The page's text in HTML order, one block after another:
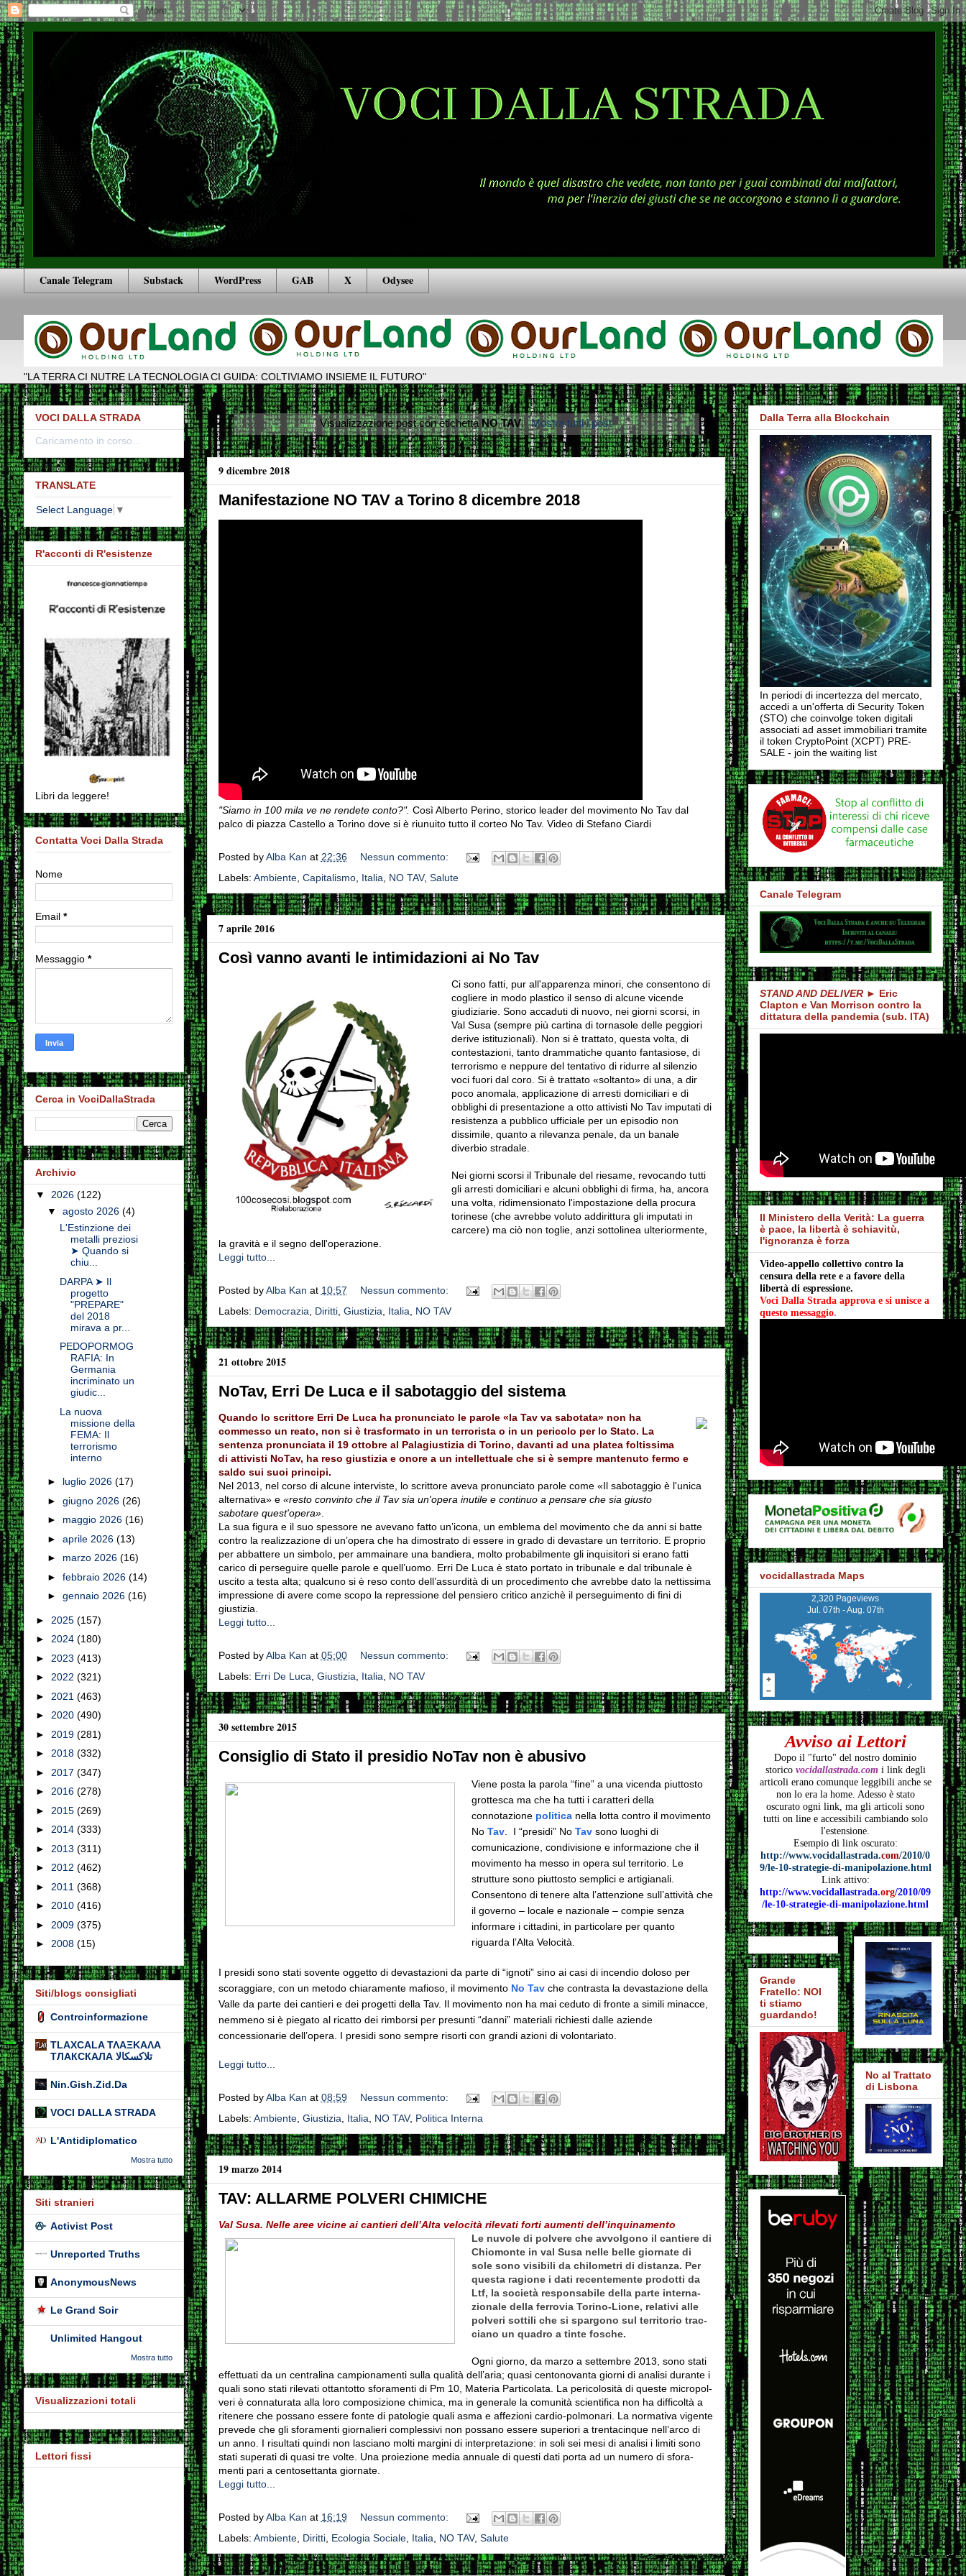
Canale Telegram Substack WordPress GAB X Odysee
"LA TERRA CI NUTRE LA TECNOLOGIA CI GUIDA: COLTIVIAMO INSIEME IL FUTURO"
Visualizzazione post con etichetta NO TAV. Mostra tutti i post
9 dicembre 2018
Manifestazione NO TAV a Torino 8 dicembre 2018
"Siamo in 100 mila ve ne rendete conto?". Così Alberto Perino, storico leader del movimento No Tav dal
palco di piazza Castello a Torino dove si è riunuito tutto il corteo No Tav. Video di Stefano Ciardi
Posted byAlba Kan at 22:36
Nessun commento:
Labels: Ambiente, Capitalismo, Italia NO TAV, Salute
7 aprile 2016
Così vanno avanti le intimidazioni ai No Tav
Ci sono fatti, pur all'apparenza minori, che consentono di
cogliere in modo plastico il senso di alcune vicende
giudiziarie. Sono accaduti di nuovo, nei giorni scorsi, in
Val Susa (sempre più cartina di tornasole delle peggiori
derive istituzionali). Non si è trattato, questa volta, di
contestazioni, tanto drammatiche quanto fantasiose, di
terrorismo e neppure del tentativo di ridurre al silenzio
voci fuori dal coro. Si è trattato «soltanto» di una, a dir
poco anomala, applicazione di arresti domiciliari e di
obblighi di presentazione a otto attivisti No Tav imputati di
resistenza a pubblico ufficiale per un episodio non
dissimile, quanto a rilevanza penale, da un banale
diverbio stradale.
Nei giorni scorsi il Tribunale del riesame, revocando tutti
gli arresti domiciliari e alcuni obblighi di firma, ha, ancora
una volta, ridimensionato l'impostazione della procura
torinese (che avrebbe voluto addirittura gli imputati in
carcere) ma ciò non toglie, anzi sottolinea ulteriormente,
la gravità e il segno dell'operazione.
Leggi tutto...
Posted byAlba Kan at 10:57
Nessun commento:
Labels: Democrazia Diritti, Giustizia Italia NO TAV
21 ottobre 2015
NoTav, Erri De Luca e il sabotaggio del sistema
Quando lo scrittore Erri De Luca ha pronunciato le parole «la Tav va sabotata» non ha
commesso un reato, non si è trasformato in un terrorista o in un pericolo per lo Stato. La
sentenza pronunciata il 19 ottobre al Palagiustizia di Torino, davanti ad una platea foltissima
di attivisti NoTav, ha reso giustizia e onore a un intellettuale che si è sempre mantenuto fermo e
saldo sui suoi principi.
Nel 2013, nel corso di alcune interviste, lo scrittore aveva pronunciato parole come «Il sabotaggio è l'unica
alternativa» e «resto convinto che il Tav sia un'opera inutile e continuo a pensare che sia giusto
sabotare quest'opera».
La sua figura e il suo spessore ne avevano fatto un’icona, un emblema del movimento che da anni si batte
contro la realizzazione di un’opera che ha dimostrato di essere in grado di devastare un territorio. E proprio
per abbattere un simbolo, per ammainare una bandiera, molto probabilmente gli inquisitori si erano fatti
carico di perseguire quelle parole e quell’uomo. Erri De Luca è stato portato in tribunale e dal tribunale è
uscito a testa alta; qualcuno si è reso conto dell’assurdità di un procedimento che avrebbe dato la nettissima
impressione di avere come scopo la repressione del pensiero critico anzichè il perseguimento di fini di
giustizia.
Leggi tutto...
Posted byAlba Kan at 05:00
Nessun commento:
Labels: Erri De Luca Giustizia Italia NO TAV
30 settembre 2015
Consiglio di Stato il presidio NoTav non è abusivo
Viene posta la parola “fine” a una vicenda piuttosto
grottesca ma che ha tutti i caratteri della
connotazione politicanella lotta contro il movimento
No Tav. I “presidi” No Tavsono luoghi di
comunicazione, condivisione e informazione che il
movimento ha messo in opera sul territorio. Le
strutture sono piuttosto semplici e artigianali.
Consentono di tenere alta l’attenzione sull’attività che
il governo – locale e nazionale – compie senza
informare i cittadini, in particolare per quanto
riguarda l’Alta Velocità.
I presidi sono stati sovente oggetto di devastazioni da parte di “ignoti” sino ai casi di incendio doloso per
scoraggiare, con un metodo chiaramente mafioso, il movimento No Tavche contrasta la devastazione della
Valle da parte dei cantieri e dei progetti della Tav. Il movimento non ha mai ceduto di fronte a simili minacce,
nemmeno si è piegato al ricatto dei rimborsi per presunti “danni” materiali richiesti dalle aziende
concessionarie dell’opera. I presidi sono sempre risorti con grandi azioni di volontariato.
Leggi tutto...
Posted byAlba Kan at 08:59
Nessun commento:
Labels: Ambiente, Giustizia Italia NO TAV, Politica Interna
19 marzo 2014
TAV: ALLARME POLVERI CHIMICHE
Val Susa. Nelle aree vicine ai cantieri dell’Alta velocità rilevati forti aumenti dell’inquinamento
Le nuvole di pol­vere che avvol­gono il can­tiere di
Chio­monte in val Susa nelle belle gior­nate di
sole sono visi­bili da chi­lo­me­tri di distanza. Per
que­sta ragione i dati recen­te­mente pro­dotti da
Ltf, la società respon­sa­bile della parte inter­na­
zio­nale della fer­ro­via Torino-Lione, rela­tivi alle
pol­veri sot­tili che si spar­gono sul ter­ri­to­rio trac­
ciano un qua­dro a tinte fosche.
Ogni giorno, da marzo a set­tem­bre 2013, sono stati
effet­tuati da un cen­tra­lina cam­pio­na­menti sulla qua­lità dell’aria; quasi cen­to­no­vanta giorni di ana­lisi durante i
quali sono stati rile­vati ottan­totto sfo­ra­menti di Pm 10, Mate­ria Par­ti­co­lata. La peri­co­lo­sità di que­ste micro­pol­
veri è con­na­tu­rata alla loro com­po­si­zione chi­mica, ma in gene­rale la comu­nità scien­ti­fica non ha dif­fi­coltà a
rite­nere che pos­sano essere fonte di pato­lo­gie quali asma e affe­zioni cardio-polmonari. La nor­ma­tiva vigente
pre­vede che gli sfo­ra­menti gior­na­lieri com­ples­sivi non pos­sano essere supe­riori a tren­ta­cin­que nell’arco di
un anno. I risul­tati quindi non lasciano molti mar­gini di inter­pre­ta­zione: in soli sei mesi di ana­lisi i limiti sono
stati supe­rati di quasi tre volte. Una pro­ie­zione media annuale di que­sti dati porta ad un numero di sfo­ra­
menti pari a cen­to­set­tanta giornate.
Leggi tutto...
Posted byAlba Kan at 16:19
Nessun commento:
Labels: Ambiente, Diritti, Ecologia Sociale, Italia NO TAV, Salute
VOCI DALLA STRADA
Caricamento in corso...
TRANSLATE
Select Language ▼
R'acconti di R'esistenze
Libri da leggere!
Contatta Voci Dalla Strada
Nome
Email *
Messaggio *
Cerca in VociDallaStrada
Archivio
▼ 2026 (122)
▼agosto 2026(4)
L'Estinzione dei
metalli preziosi
➤ Quando si
chiu...
DARPA ➤ Il
progetto
"PREPARE"
del 2018
mirava a pr...
PEDOPORMOG
RAFIA: In
Germania
incriminato un
giudic...
La nuova
missione della
FEMA: Il
terrorismo
interno
► luglio 2026(17)
►giugno 2026(26)
► maggio 2026(16)
►aprile 2026(13)
► marzo 2026(16)
►febbraio 2026(14)
►gennaio 2026(16)
► 2025 (157)
► 2024 (180)
► 2023 (413)
► 2022 (321)
► 2021 (463)
► 2020 (490)
► 2019 (281)
► 2018 (332)
► 2017 (347)
► 2016 (278)
► 2015 (269)
► 2014 (333)
► 2013 (311)
► 2012 (462)
► 2011 (368)
► 2010 (416)
► 2009 (375)
► 2008 (15)
Siti/blogs consigliati
Controinformazione
TLAXCALA ΤΛΑΞΚΑΛΑ
ТЛАКСКАЛА تلاكسكالا
Nin.Gish.Zid.Da
VOCI DALLA STRADA
L'Antidiplomatico
Mostra tutto
Siti stranieri
Activist Post
Unreported Truths
AnonymousNews
Le Grand Soir
Unlimited Hangout
Mostra tutto
Visualizzazioni totali
Lettori fissi
Dalla Terra alla Blockchain
In periodi di incertezza del mercato,
accedi a un'offerta di Security Token
(STO) che coinvolge token digitali
associati ad asset immobiliari tramite
il token CryptoPoint (XCPT) PRE-
SALE - join the waiting list
Canale Telegram
STAND AND DELIVER► Eric
Clapton e Van Morrison contro la
dittatura della pandemia (sub. ITA)
Il Ministero della Verità: La guerra
è pace, la libertà è schiavitù,
l'ignoranza è forza
Video-appello collettivo contro la
censura della rete e a favore della
libertà di espressione.
Voci Dalla Strada approva e si unisce a
questo messaggio.
vocidallastrada Maps
2,320 Pageviews
Jul. 07th - Aug. 07th
Avviso ai Lettori
Dopo il "furto" del nostro dominio
storico vocidallastrada.comi link degli
articoli erano comunque leggibili anche se
non lo era la home. Adesso è stato
oscurato ogni link, ma gli articoli sono
tutti on line e accessibili cambiando solo
l'estensione.
Esempio di link oscurato:
http://www.vocidallastrada.com/2010/0
9/le-10-strategie-di-manipolazione.html
Link attivo:
http://www.vocidallastrada.org/2010/09
/le-10-strategie-di-manipolazione.html
Grande
Fratello: NOI
ti stiamo
guardando!
No al Trattato
di Lisbona